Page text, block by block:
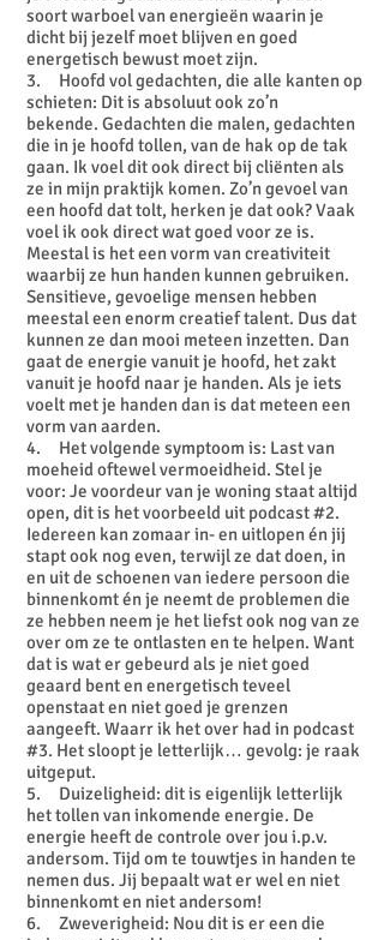
soort warboel van energieën waarin je
dicht bij jezelf moet blijven en goed
energetisch bewust moet zijn.
3. Hoofd vol gedachten, die alle kanten op
schieten: Dit is absoluut ook zo’n
bekende. Gedachten die malen, gedachten
die in je hoofd tollen, van de hak op de tak
gaan. Ik voel dit ook direct bij cliënten als
ze in mijn praktijk komen. Zo’n gevoel van
een hoofd dat tolt, herken je dat ook? Vaak
voel ik ook direct wat goed voor ze is.
Meestal is het een vorm van creativiteit
waarbij ze hun handen kunnen gebruiken.
Sensitieve, gevoelige mensen hebben
meestal een enorm creatief talent. Dus dat
kunnen ze dan mooi meteen inzetten. Dan
gaat de energie vanuit je hoofd, het zakt
vanuit je hoofd naar je handen. Als je iets
voelt met je handen dan is dat meteen een
vorm van aarden.
4. Het volgende symptoom is: Last van
moeheid oftewel vermoeidheid. Stel je
voor: Je voordeur van je woning staat altijd
open, dit is het voorbeeld uit podcast #2.
Iedereen kan zomaar in- en uitlopen én jij
stapt ook nog even, terwijl ze dat doen, in
en uit de schoenen van iedere persoon die
binnenkomt én je neemt de problemen die
ze hebben neem je het liefst ook nog van ze
over om ze te ontlasten en te helpen. Want
dat is wat er gebeurd als je niet goed
geaard bent en energetisch teveel
openstaat en niet goed je grenzen
aangeeft. Waarr ik het over had in podcast
#3. Het sloopt je letterlijk… gevolg: je raak
uitgeput.
5. Duizeligheid: dit is eigenlijk letterlijk
het tollen van inkomende energie. De
energie heeft de controle over jou i.p.v.
andersom. Tijd om te touwtjes in handen te
nemen dus. Jij bepaalt wat er wel en niet
binnenkomt en niet andersom!
6. Zweverigheid: Nou dit is er een die